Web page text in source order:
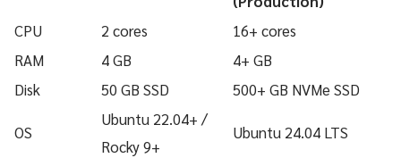
CPU
2 cores
16+ cores
RAM
4 GB
4+ GB
Disk
50 GB SSD 500+ GB NVMe SSD
OS
Ubuntu 22.04+ /
Rocky 9+
Ubuntu 24.04 LTS